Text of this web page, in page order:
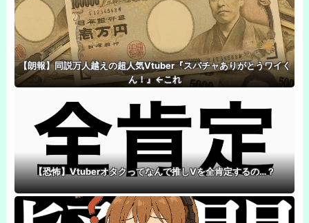
【朗報】同説万人越えの超人気Vtuber『スパチャありがとうワイく
ん！』←これ
【恐怖】Vtuberオタクってなんで推しVを全肯定するの…？